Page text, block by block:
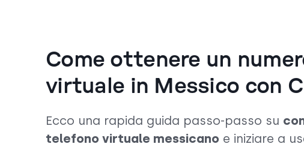
Come ottenere un
virtuale in Messico con
Ecco una rapida guida passo-passo su
telefono virtuale messicano e iniziare a